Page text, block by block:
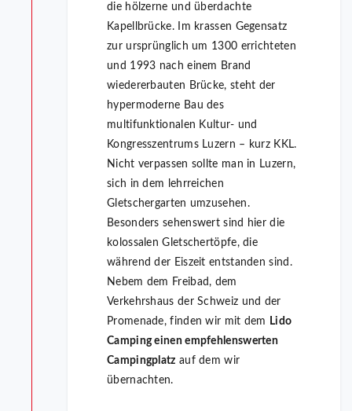
die hölzerne und überdachte
Kapellbrücke. Im krassen Gegensatz
zur ursprünglich um 1300 errichteten
und 1993 nach einem Brand
wiedererbauten Brücke, steht der
hypermoderne Bau des
multifunktionalen Kultur- und
Kongresszentrums Luzern – kurz KKL.
Nicht verpassen sollte man in Luzern,
sich in dem lehrreichen
Gletschergarten umzusehen.
Besonders sehenswert sind hier die
kolossalen Gletschertöpfe, die
während der Eiszeit entstanden sind.
Nebem dem Freibad, dem
Verkehrshaus der Schweiz und der
Promenade, finden wir mit dem
Lido
Camping einen empfehlenswerten
Campingplatz auf dem wir
übernachten.